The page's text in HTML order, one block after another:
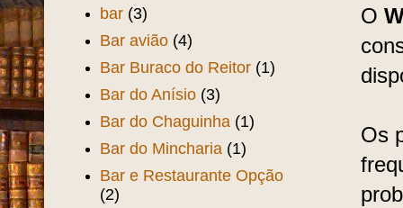
O
Os
bar (3)
Bar avião (4)
Bar Buraco do Reitor (1)
Bar do Anísio (3)
Bar do Chaguinha (1)
Bar do Mincharia (1)
Bar e Restaurante Opção
(2)